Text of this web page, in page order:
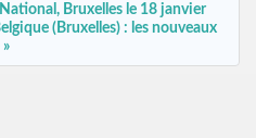
Bruxelles le 18 janvier
(Bruxelles) : les nouveaux